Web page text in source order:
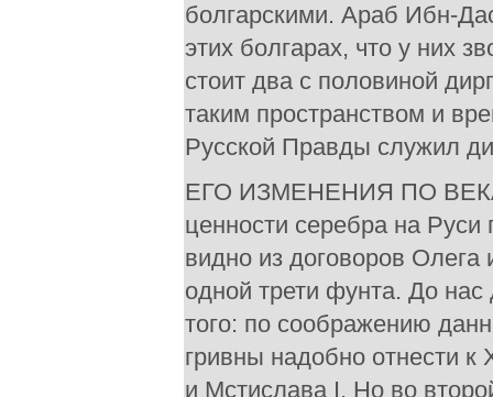
болгарскими. Араб Ибн-
этих болгарах, что у них
стоит два с половиной
таким пространством и
Русской Правды служил
ЕГО ИЗМЕНЕНИЯ ПО
ценности серебра на
видно из договоров Олега
одной трети фунта. До
того: по соображению
гривны надобно отнести
и Мстислава I. Но во